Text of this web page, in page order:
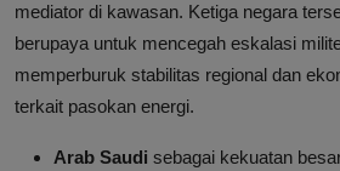
mediator di kawasan. Ketiga negara
berupaya untuk mencegah eskalasi
memperburuk stabilitas regional dan
terkait pasokan energi.
Arab Saudi sebagai kekuatan